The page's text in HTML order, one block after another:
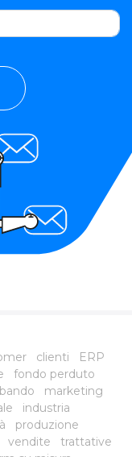
clienti
ERP
fondo perduto
bando
marketing
industria
produzione
vendite
trattative